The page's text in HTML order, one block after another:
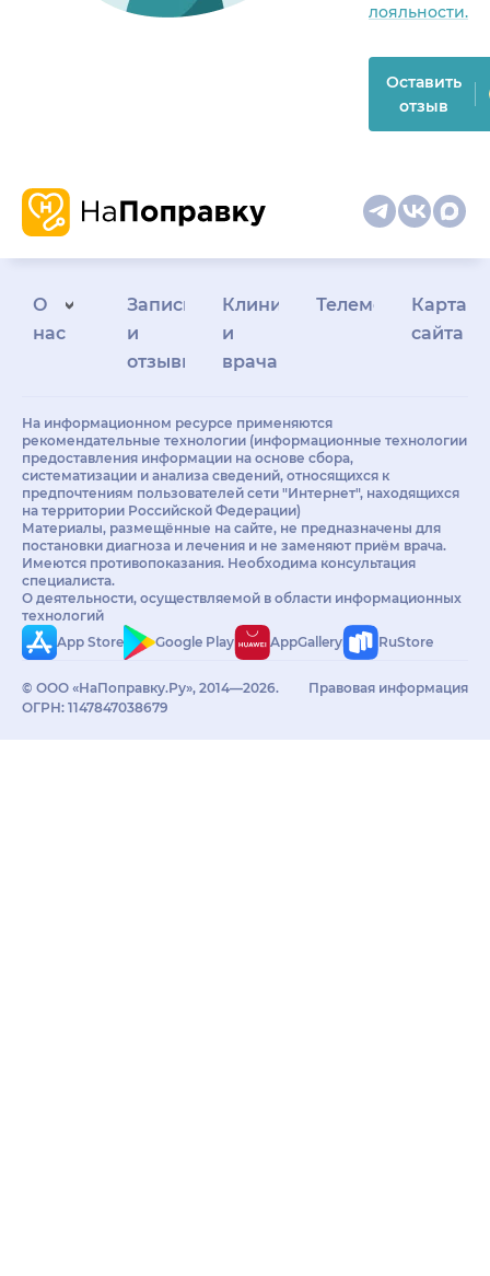
лояльности.
Оставить
отзыв
О
нас
Запись
и
отзывы
Клиникам
и
врачам
Телемедицина
Карта
сайта
На информационном ресурсе применяются
рекомендательные технологии (информационные технологии
предоставления информации на основе сбора,
систематизации и анализа сведений, относящихся к
предпочтениям пользователей сети "Интернет", находящихся
на территории Российской Федерации)
Материалы, размещённые на сайте, не предназначены для
постановки диагноза и лечения и не заменяют приём врача.
Имеются противопоказания. Необходима консультация
специалиста.
О деятельности, осуществляемой в области информационных
технологий
App Store
Google Play AppGallery RuStore
© ООО «НаПоправку.Ру», 2014—2026.
ОГРН: 1147847038679
Правовая информация